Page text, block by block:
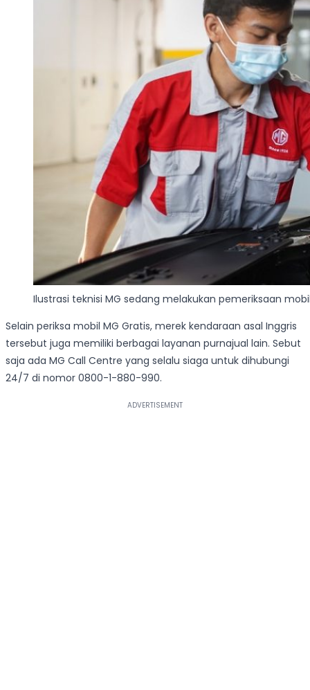
Ilustrasi teknisi MG sedang melakukan pemeriksaan
Selain periksa mobil MG Gratis, merek kendaraan asal Inggris
tersebut juga memiliki berbagai layanan purnajual lain. Sebut
saja ada MG Call Centre yang selalu siaga untuk dihubungi
24/7 di nomor 0800-1-880-990.